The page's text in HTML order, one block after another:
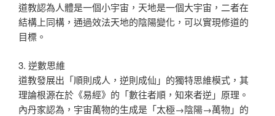
道教認為人體是一個小宇宙，天地是一個大宇宙，二者在
結構上同構，通過效法天地的陰陽變化，可以實現修道的
目標。
3. 逆數思維
道教發展出「順則成人，逆則成仙」的獨特思維模式，其
理論根源在於《易經》的「數往者順，知來者逆」原理。
內丹家認為，宇宙萬物的生成是「太極→陰陽→萬物」的